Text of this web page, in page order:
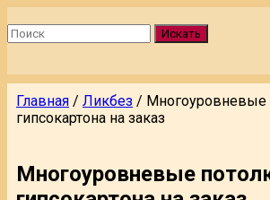
Искать
Главная / Ликбез / Многоуровневые
гипсокартона на заказ
Многоуровневые